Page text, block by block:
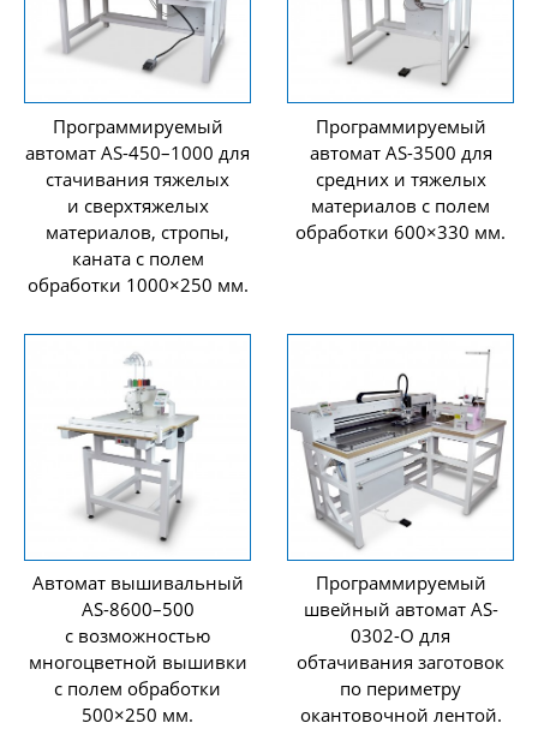
Программируемый
автомат AS-450–1000 для
стачивания тяжелых
и сверхтяжелых
материалов, стропы,
каната с полем
обработки 1000×250 мм.
Программируемый
автомат AS-3500 для
средних и тяжелых
материалов с полем
обработки 600×330 мм.
Автомат вышивальный
AS-8600–500
с возможностью
многоцветной вышивки
с полем обработки
500×250 мм.
Программируемый
швейный автомат AS-
0302-O для
обтачивания заготовок
по периметру
окантовочной лентой.